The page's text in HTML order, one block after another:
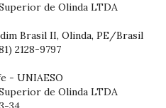
de Olinda LTDA
Brasil II, Olinda, PE/Brasil
2128-9797
- UNIAESO
de Olinda LTDA